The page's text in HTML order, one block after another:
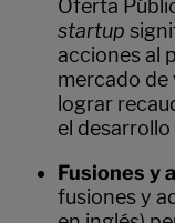
Oferta
startup
acciones al
mercado de
lograr
el desarrollo
Fusiones y
fusiones y